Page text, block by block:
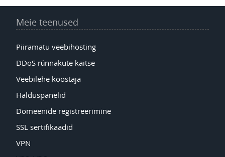
Meie teenused
Piiramatu veebihosting
DDoS rünnakute kaitse
Veebilehe koostaja
Halduspanelid
Domeenide registreerimine
SSL sertifikaadid
VPN